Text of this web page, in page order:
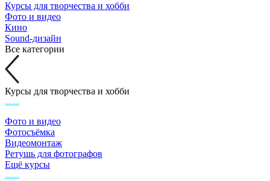
Курсы для творчества и хобби
Фото и видео
Кино
Sound-дизайн
Все категории
Курсы для творчества и хобби
Фото и видео
Фотосъёмка
Видеомонтаж
Ретушь для фотографов
Ещё курсы